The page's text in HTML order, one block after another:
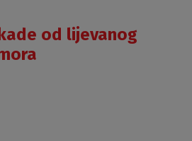
od lijevanog